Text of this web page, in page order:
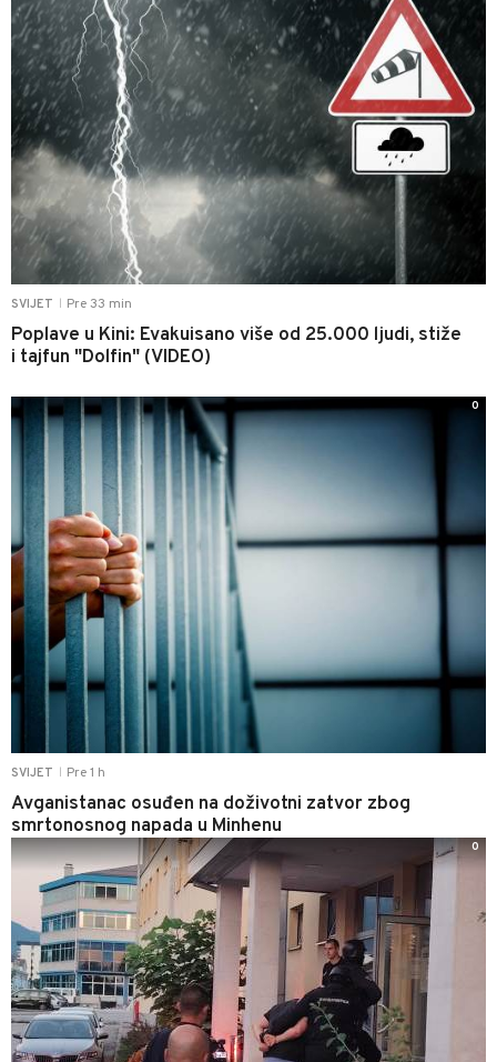
SVIJET Pre 33 min
Poplave u Kini: Evakuisano više od 25.000 ljudi, stiže
i tajfun "Dolfin" (VIDEO)
SVIJET Pre 1 h
Avganistanac osuđen na doživotni zatvor zbog
smrtonosnog napada u Minhenu
0
0